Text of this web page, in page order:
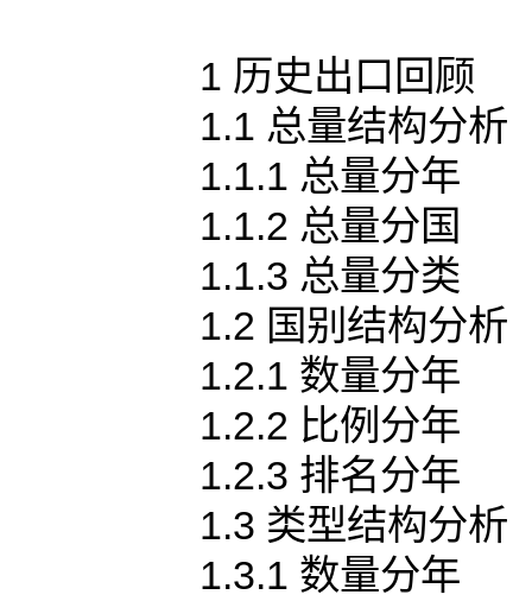
1 历史出口回顾
1.1 总量结构分析
1.1.1 总量分年
1.1.2 总量分国
1.1.3 总量分类
1.2 国别结构分析
1.2.1 数量分年
1.2.2 比例分年
1.2.3 排名分年
1.3 类型结构分析
1.3.1 数量分年